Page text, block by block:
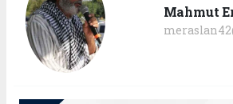
Mahmut